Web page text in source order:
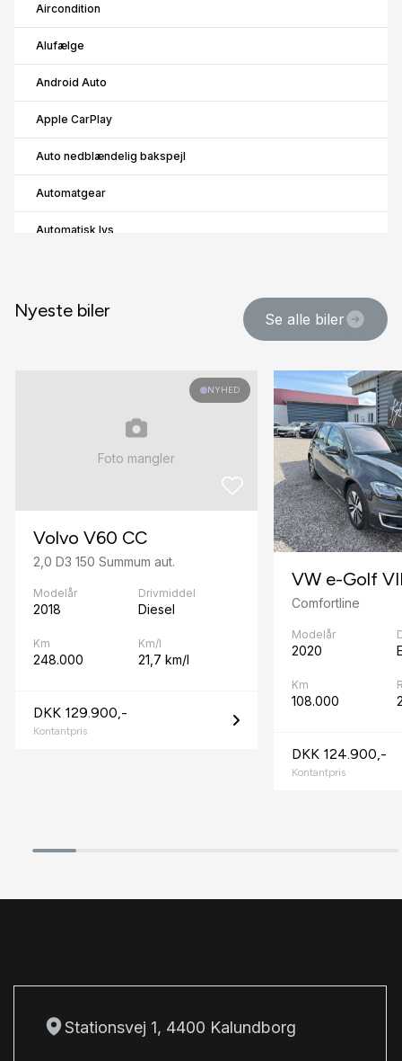
Aircondition
Alufælge
Android Auto
Apple CarPlay
Auto nedblændelig bakspejl
Automatgear
Automatisk lys
Fjernbetjent centrallås
H
Højdejusterbart førersæde
I
Isofix
Nyeste biler Se alle biler
NYHED
Foto mangler
Volvo V60 CC
2,0 D3 150 Summum aut.
Modelår
2018
Drivmiddel
Diesel
Km
248.000
Km/l
21,7 km/l
DKK 129.900,-
Kontantpris
VW e-Golf
Comfortline
Modelår
2020
Km
108.000
DKK 124.900,-
Kontantpris
Stationsvej 1, 4400 Kalundborg